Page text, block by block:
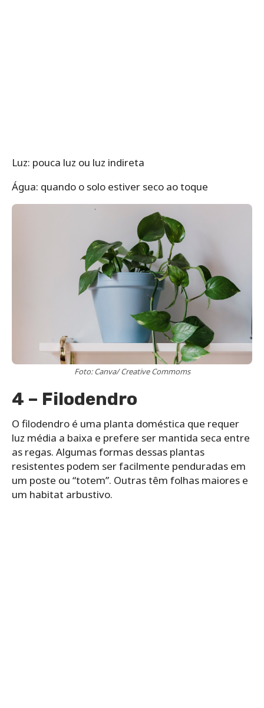
Luz: pouca luz ou luz indireta
Água: quando o solo estiver seco ao toque
Foto: Canva/ Creative Commoms
4 – Filodendro
O filodendro é uma planta doméstica que requer
luz média a baixa e prefere ser mantida seca entre
as regas. Algumas formas dessas plantas
resistentes podem ser facilmente penduradas em
um poste ou “totem”. Outras têm folhas maiores e
um habitat arbustivo.